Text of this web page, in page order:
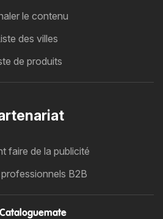
le contenu
des villes
de produits
faire de la publicité
B2B
Cataloguemate